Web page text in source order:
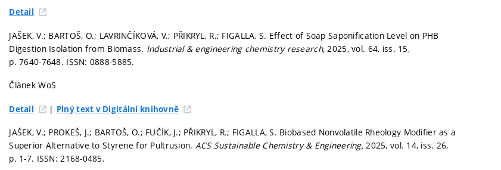
Detail
JAŠEK, V.; BARTOŠ, O.; LAVRINČÍKOVÁ, V.; PŘIKRYL, R.; FIGALLA, S. Effect of Soap Saponification Level on PHB
Digestion Isolation from Biomass. Industrial & engineering chemistry research, 2025, vol. 64, iss. 15,
p. 7640-7648. ISSN: 0888-5885.
Článek WoS
Detail | Plný text v Digitální knihovně
JAŠEK, V.; PROKEŠ, J.; BARTOŠ, O.; FUČÍK, J.; PŘIKRYL, R.; FIGALLA, S. Biobased Nonvolatile Rheology Modifier as a
Superior Alternative to Styrene for Pultrusion. ACS Sustainable Chemistry & Engineering,2025, vol. 14, iss. 26,
p. 1-7. ISSN: 2168-0485.